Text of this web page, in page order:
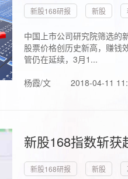
新股168研报 新股
中国上市公司研究院筛选的
股票价格创历史新高，赚钱
管仍在延续，3月1...
杨霞/文
2018-04-11
新股168指数斩
新股168研报 新股